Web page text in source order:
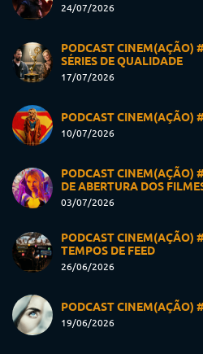
24/07/2026
PODCAST CINEM(AÇÃO)
SÉRIES DE QUALIDADE
17/07/2026
PODCAST CINEM(AÇÃO)
10/07/2026
PODCAST CINEM(AÇÃO)
DE ABERTURA DOS
03/07/2026
PODCAST CINEM(AÇÃO)
TEMPOS DE FEED
26/06/2026
PODCAST CINEM(AÇÃO)
19/06/2026